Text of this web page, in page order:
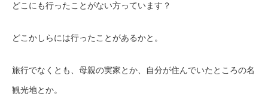
どこにも行ったことがない方っています？
どこかしらには行ったことがあるかと。
旅行でなくとも、母親の実家とか、自分が住んでいたところの名
観光地とか。